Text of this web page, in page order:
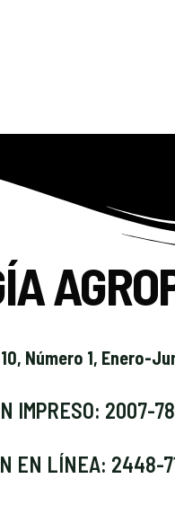
Número 1, Enero-
IMPRESO: 2007-
EN LÍNEA: 2448-